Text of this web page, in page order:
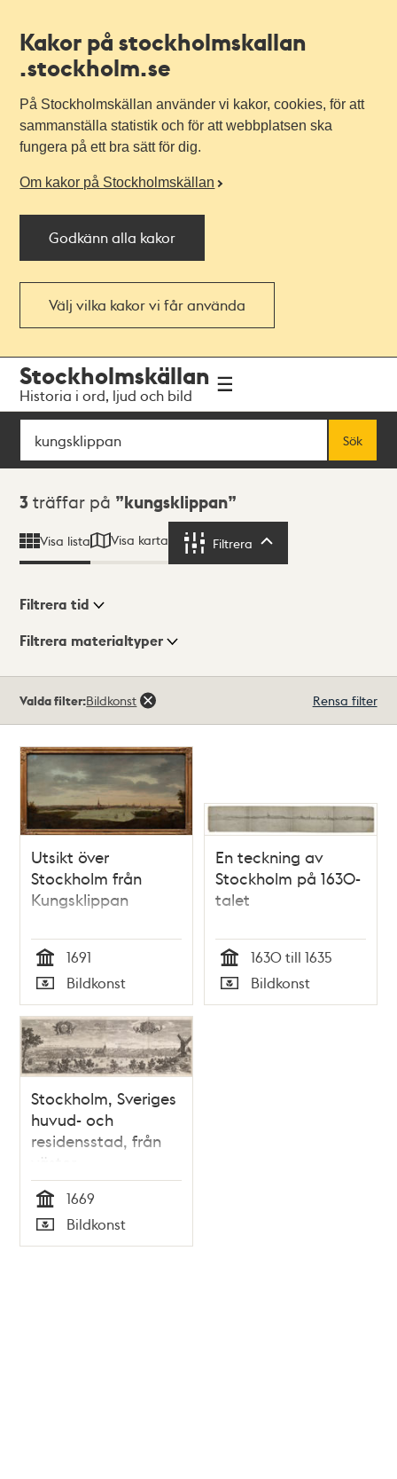
Kakor på stockholmskallan
.stockholm.se
På Stockholmskällan använder vi kakor, cookies, för att
sammanställa statistik och för att webbplatsen ska
fungera på ett bra sätt för dig.
Om kakor på Stockholmskällan
Godkänn alla kakor
Välj vilka kakor vi får använda
navigationen
huvudinnehållet
Stockholmskällan
Historia i ord, ljud och bild
Sök
Sök
Sökresultat
3 träffar på kungsklippan
Visa lista Visa karta Filtrera
Visningsläge
Filtrera tid
Filtrera materialtyper
träffar
Valda filter:Bildkonst Rensa filter
Utsikt över
Stockholm från
Kungsklippan
Tid
1691
Typ
Bildkonst
En teckning av
Stockholm på 1630-
talet
Tid
1630 till 1635
Typ
Bildkonst
Stockholm, Sveriges
huvud- och
residensstad, från
väster
Tid
1669
Typ
Bildkonst